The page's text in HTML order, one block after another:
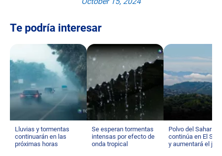
Te podría interesar
Lluvias y tormentas
continuarán en las
próximas horas
Se esperan tormentas
intensas por efecto de
onda tropical
Polvo del Sahara
continúa en El
y aumentará el